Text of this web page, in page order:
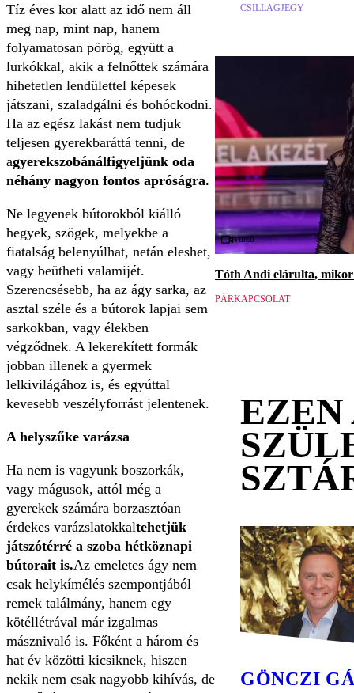
Tíz éves kor alatt az idő nem áll
meg nap, mint nap, hanem
folyamatosan pörög, együtt a
lurkókkal, akik a felnőttek számára
hihetetlen lendülettel képesek
játszani, szaladgálni és bohóckodni.
Ha az egész lakást nem tudjuk
teljesen gyerekbaráttá tenni, de
agyerekszobánálfigyeljünk oda
néhány nagyon fontos apróságra.
Ne legyenek bútorokból kiálló
hegyek, szögek, melyekbe a
fiatalság belenyúlhat, netán eleshet,
vagy beütheti valamijét.
Szerencsésebb, ha az ágy sarka, az
asztal széle és a bútorok lapjai sem
sarkokban, vagy élekben
végződnek. A lekerekített formák
jobban illenek a gyermek
lelkivilágához is, és egyúttal
kevesebb veszélyforrást jelentenek.
A helyszűke varázsa
Ha nem is vagyunk boszorkák,
vagy mágusok, attól még a
gyerekek számára borzasztóan
érdekes varázslatokkaltehetjük
játszótérré a szoba hétköznapi
bútorait is.Az emeletes ágy nem
csak helykímélés szempontjából
remek találmány, hanem egy
kötéllétrával már izgalmas
másznivaló is. Főként a három és
hat év közötti kicsiknek, hiszen
nekik nem csak nagyobb kihívás, de
CSILLAGJEGY
Videó
Tóth Andi elárulta, mikor
PÁRKAPCSOLAT
EZEN
GÖNCZI